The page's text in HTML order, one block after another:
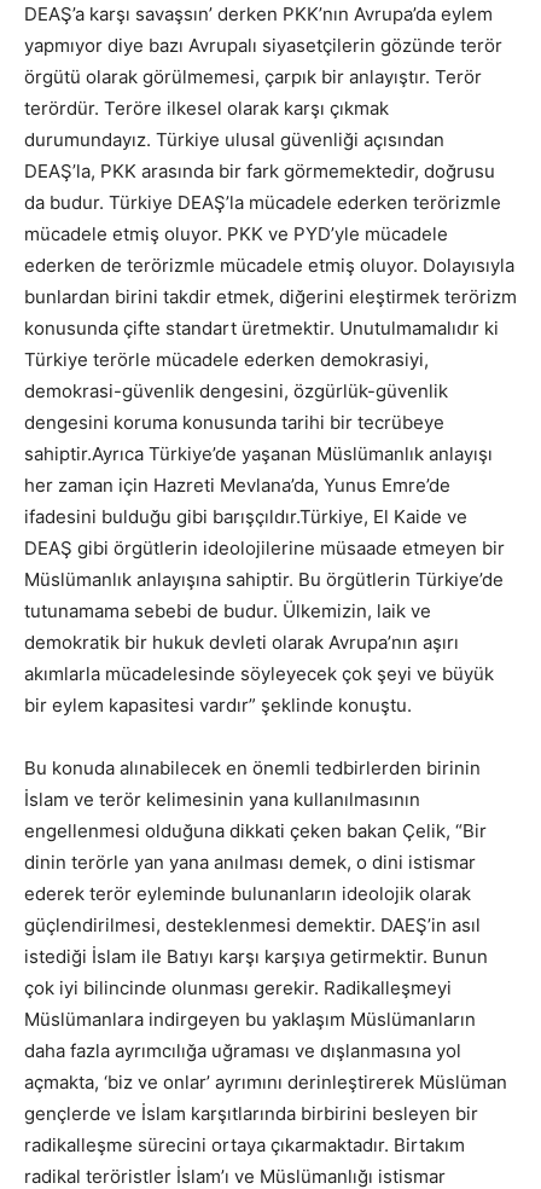
DEAŞ’a karşı savaşsın’ derken PKK’nın Avrupa’da eylem
yapmıyor diye bazı Avrupalı siyasetçilerin gözünde terör
örgütü olarak görülmemesi, çarpık bir anlayıştır. Terör
terördür. Teröre ilkesel olarak karşı çıkmak
durumundayız. Türkiye ulusal güvenliği açısından
DEAŞ’la, PKK arasında bir fark görmemektedir, doğrusu
da budur. Türkiye DEAŞ’la mücadele ederken terörizmle
mücadele etmiş oluyor. PKK ve PYD’yle mücadele
ederken de terörizmle mücadele etmiş oluyor. Dolayısıyla
bunlardan birini takdir etmek, diğerini eleştirmek terörizm
konusunda çifte standart üretmektir. Unutulmamalıdır ki
Türkiye terörle mücadele ederken demokrasiyi,
demokrasi-güvenlik dengesini, özgürlük-güvenlik
dengesini koruma konusunda tarihi bir tecrübeye
sahiptir.Ayrıca Türkiye’de yaşanan Müslümanlık anlayışı
her zaman için Hazreti Mevlana’da, Yunus Emre’de
ifadesini bulduğu gibi barışçıldır.Türkiye, El Kaide ve
DEAŞ gibi örgütlerin ideolojilerine müsaade etmeyen bir
Müslümanlık anlayışına sahiptir. Bu örgütlerin Türkiye’de
tutunamama sebebi de budur. Ülkemizin, laik ve
demokratik bir hukuk devleti olarak Avrupa’nın aşırı
akımlarla mücadelesinde söyleyecek çok şeyi ve büyük
bir eylem kapasitesi vardır” şeklinde konuştu.
Bu konuda alınabilecek en önemli tedbirlerden birinin
İslam ve terör kelimesinin yana kullanılmasının
engellenmesi olduğuna dikkati çeken bakan Çelik, “Bir
dinin terörle yan yana anılması demek, o dini istismar
ederek terör eyleminde bulunanların ideolojik olarak
güçlendirilmesi, desteklenmesi demektir. DAEŞ’in asıl
istediği İslam ile Batıyı karşı karşıya getirmektir. Bunun
çok iyi bilincinde olunması gerekir. Radikalleşmeyi
Müslümanlara indirgeyen bu yaklaşım Müslümanların
daha fazla ayrımcılığa uğraması ve dışlanmasına yol
açmakta, ‘biz ve onlar’ ayrımını derinleştirerek Müslüman
gençlerde ve İslam karşıtlarında birbirini besleyen bir
radikalleşme sürecini ortaya çıkarmaktadır. Birtakım
radikal teröristler İslam’ı ve Müslümanlığı istismar